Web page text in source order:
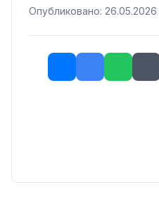
Опубликовано: 26.05.2026